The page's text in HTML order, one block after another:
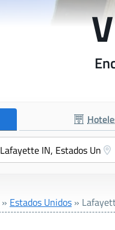
» Estados Unidos »